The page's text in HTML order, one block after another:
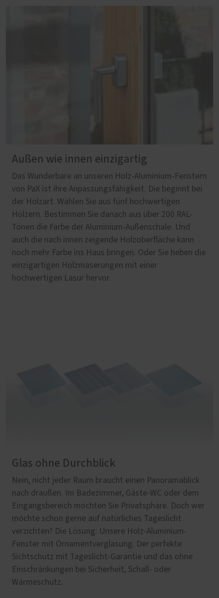
Außen wie innen einzigartig
Das Wunderbare an unseren Holz-Aluminium-Fenstern
von PaX ist ihre Anpassungsfähigkeit. Die beginnt bei
der Holzart. Wählen Sie aus fünf hochwertigen
Hölzern. Bestimmen Sie danach aus über 200 RAL-
Tönen die Farbe der Aluminium-Außenschale. Und
auch die nach innen zeigende Holzoberfläche kann
noch mehr Farbe ins Haus bringen. Oder Sie heben die
einzigartigen Holzmaserungen mit einer
hochwertigen Lasur hervor.
Glas ohne Durchblick
Nein, nicht jeder Raum braucht einen Panoramablick
nach draußen. Im Badezimmer, Gäste-WC oder dem
Eingangsbereich möchten Sie Privatsphäre. Doch wer
möchte schon gerne auf natürliches Tageslicht
verzichten? Die Lösung: Unsere Holz-Aluminium-
Fenster mit Ornamentverglasung. Der perfekte
Sichtschutz mit Tageslicht-Garantie und das ohne
Einschränkungen bei Sicherheit, Schall- oder
Wärmeschutz.